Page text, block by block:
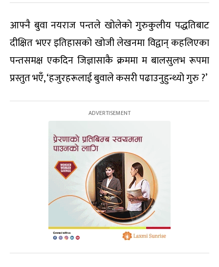
आफ्नै बुवा नयराज पन्तले खोलेको गुरुकुलीय पद्धतिबाट
दीक्षित भएर इतिहासको खोजी लेखनमा विद्वान् कहलिएका
पन्तसमक्ष एकदिन जिज्ञासाकै क्रममा म बालसुलभ रूपमा
प्रस्तुत भएँ, ‘हजुरहरूलाई बुवाले कसरी पढाउनुहुन्थ्यो गुरु ?’